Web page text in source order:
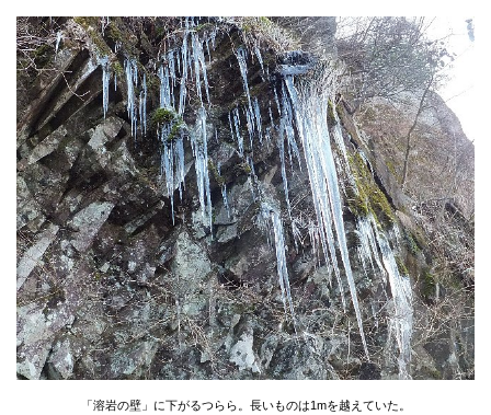
「溶岩の壁」に下がるつらら。長いものは1mを越えていた。